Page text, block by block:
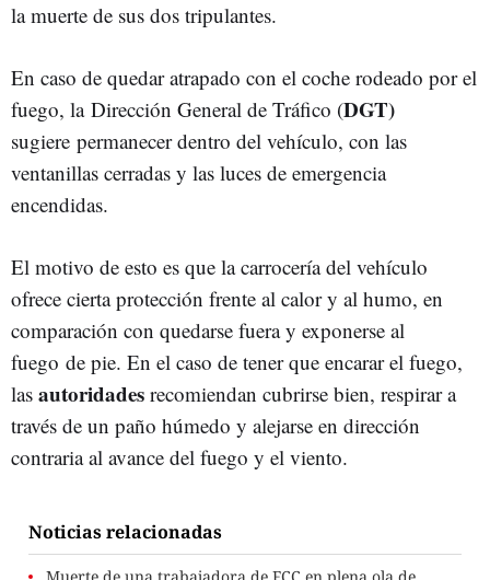
la muerte de sus dos tripulantes.
En caso de quedar atrapado con el coche rodeado por el
fuego, la Dirección General de Tráfico (DGT)
sugiere permanecer dentro del vehículo, con las
ventanillas cerradas y las luces de emergencia
encendidas.
El motivo de esto es que la carrocería del vehículo
ofrece cierta protección frente al calor y al humo, en
comparación con quedarse fuera y exponerse al
fuego de pie. En el caso de tener que encarar el fuego,
las autoridades recomiendan cubrirse bien, respirar a
través de un paño húmedo y alejarse en dirección
contraria al avance del fuego y el viento.
Noticias relacionadas